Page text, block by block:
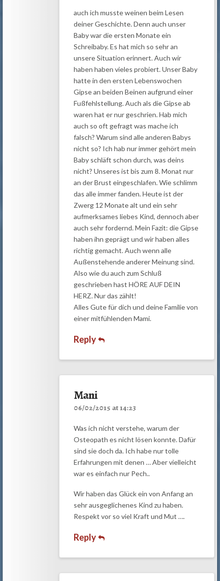
auch ich musste weinen beim Lesen
deiner Geschichte. Denn auch unser
Baby war die ersten Monate ein
Schreibaby. Es hat mich so sehr an
unsere Situation erinnert. Auch wir
haben haben vieles probiert. Unser Baby
hatte in den ersten Lebenswochen
Gipse an beiden Beinen aufgrund einer
Fußfehlstellung. Auch als die Gipse ab
waren hat er nur geschrien. Hab mich
auch so oft gefragt was mache ich
falsch? Warum sind alle anderen Babys
nicht so? Ich hab nur immer gehört mein
Baby schläft schon durch, was deins
nicht? Unseres ist bis zum 8. Monat nur
an der Brust eingeschlafen. Wie schlimm
das alle immer fanden. Heute ist der
Zwerg 12 Monate alt und ein sehr
aufmerksames liebes Kind, dennoch aber
auch sehr fordernd. Mein Fazit: die Gipse
haben ihn geprägt und wir haben alles
richtig gemacht. Auch wenn alle
Außenstehende anderer Meinung sind.
Also wie du auch zum Schluß
geschrieben hast HÖRE AUF DEIN
HERZ. Nur das zählt!
Alles Gute für dich und deine Familie von
einer mitfühlenden Mami.
Reply
Mani
06/02/2015 at 14:23
Was ich nicht verstehe, warum der
Osteopath es nicht lösen konnte. Dafür
sind sie doch da. Ich habe nur tolle
Erfahrungen mit denen … Aber vielleicht
war es einfach nur Pech..
Wir haben das Glück ein von Anfang an
sehr ausgeglichenes Kind zu haben.
Respekt vor so viel Kraft und Mut ….
Reply